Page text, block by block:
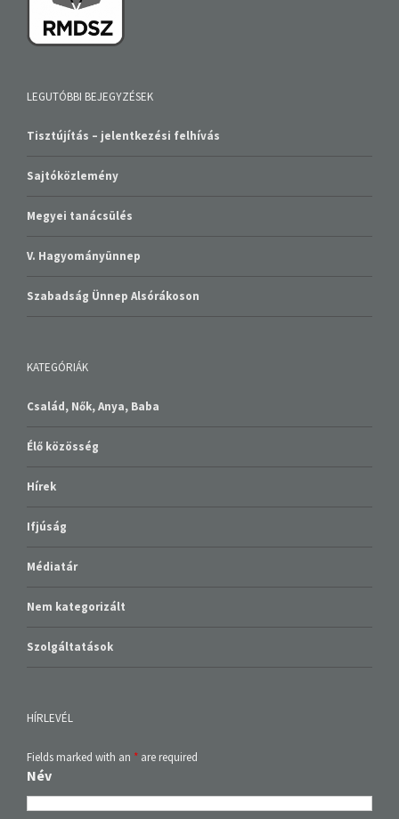
LEGUTÓBBI BEJEGYZÉSEK
Tisztújítás – jelentkezési felhívás
Sajtóközlemény
Megyei tanácsülés
V. Hagyományünnep
Szabadság Ünnep Alsórákoson
KATEGÓRIÁK
Család, Nők, Anya, Baba
Élő közösség
Hírek
Ifjúság
Médiatár
Nem kategorizált
Szolgáltatások
HÍRLEVÉL
Fields marked with an * are required
Név